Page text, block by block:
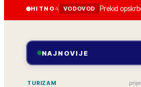
HITNO 4 VODOVOD Prekid
NAJNOVIJE
TURIZAM